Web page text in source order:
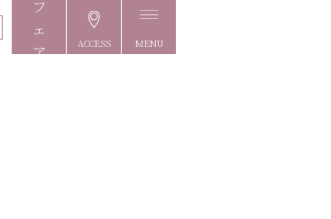
ACCESS MENU